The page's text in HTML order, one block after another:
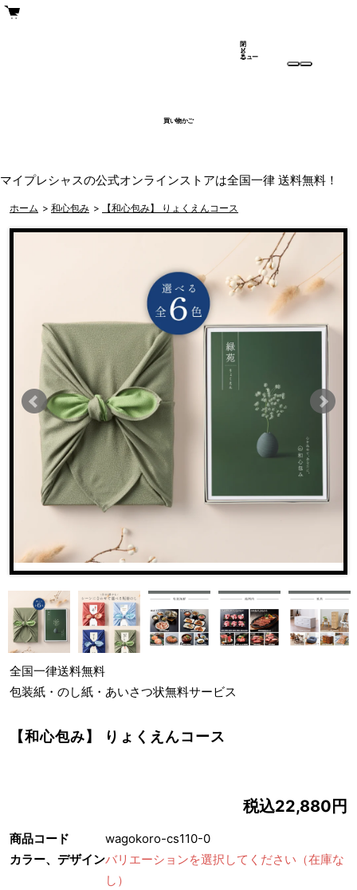
買い物かご
メ
ニュー
閉
じ
る
マイプレシャスの公式オンラインストアは全国一律 送料無料！
ホーム > 和心包み > 【和心包み】 りょくえんコース
全国一律送料無料
包装紙・のし紙・あいさつ状無料サービス
【和心包み】 りょくえんコース
税込22,880円
商品コード
wagokoro-cs110-0
カラー、デザインバリエーションを選択してください （在庫な
し）